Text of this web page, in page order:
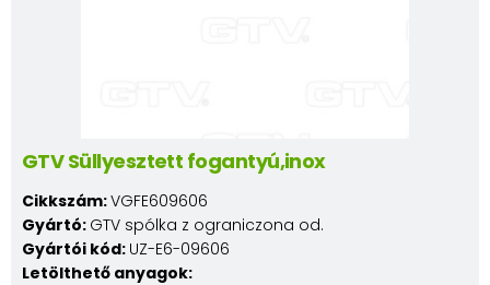
GTV Süllyesztett fogantyú,inox
Cikkszám:VGFE609606
Gyártó: GTV spólka z ograniczona od.
Gyártói kód: UZ-E6-09606
Letölthető anyagok: